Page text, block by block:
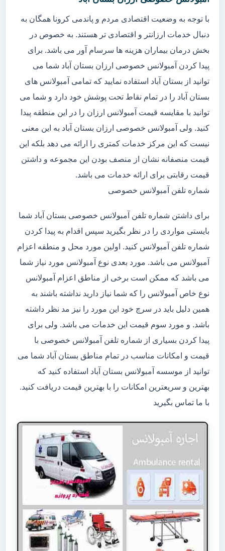
با توجه به وضعیت اقتصادی مردم و پاندمی کرونا همگان به
دنبال خدمات ارزانتر و اقتصادی تر هستند. به خصوص در
بخش درمان بیماران هزینه ها سرسام آور می باشد. برای
پیدا کردن آمبولانس خصوصی ارزان بستان آباد شما می
توانید از بستان آباد استفاده نمایید که تمامی آمبولانس های
بستان آباد را در تمام نقاط تحت پوشش خود دارد و شما می
توانید با مقایسه قیمت آمبولانس ارزان را در این منطقه پیدا
کنید. ولی آمبولانس خصوصی ارزان بستان آباد به این معنی
نیست که این مرکز خدمات کمتری را ارائه می دهد بلکه این
قیمت منصفانه نشان از منصف بودن این مجموعه و داشتن
قیمت رقابتی برای ارائه خدمات می باشد.
شماره تلفن آمبولانس خصوصی
برای داشتن شماره تلفن آمبولانس خصوصی بستان آباد شما
بایستی مواردی را در نظر بگیرید سپس اقدام به پیدا کردن
شماره تلفن آمبولانس کنید. اولین مورد محل و منطقه اعزام
آمبولانس می باشد. مورد بعدی نوع آمبولانس مورد نیاز شما
می باشد که ممکن است برخی از مناطق اعزام آمبولانس
نوع خاص آمبولانس را که شما نیاز دارید نداشته باشند به
همین دلیل باید در سرچ خود این مورد را نیز مد نظر داشته
باشد. و مورد سوم قیمت این خدمات می باشد. ولی برای
پیدا کردن بسیاری از شماره تلفن آمبولانس خصوصی با
قیمت و امکانات مناسب در تمام مناطق بستان آباد شما می
توانید از موسسه آمبولانس بستان آباد استفاده کنید که
بهترین و سریعترین امکانات را با بهترین قیمت دریافت کنید.
با ما تماس بگیرید